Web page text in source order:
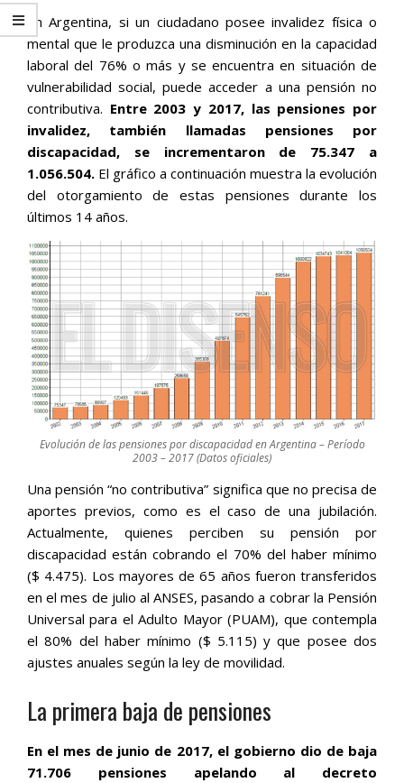
En Argentina, si un ciudadano posee invalidez física o
mental que le produzca una disminución en la capacidad
laboral del 76% o más y se encuentra en situación de
vulnerabilidad social, puede acceder a una pensión no
contributiva. Entre 2003 y 2017, las pensiones por
invalidez, también llamadas pensiones por
discapacidad, se incrementaron de 75.347 a
1.056.504. El gráfico a continuación muestra la evolución
del otorgamiento de estas pensiones durante los
últimos 14 años.
Evolución de las pensiones por discapacidad en Argentina – Período
2003 – 2017 (Datos oficiales)
Una pensión “no contributiva” significa que no precisa de
aportes previos, como es el caso de una jubilación.
Actualmente, quienes perciben su pensión por
discapacidad están cobrando el 70% del haber mínimo
($ 4.475). Los mayores de 65 años fueron transferidos
en el mes de julio al ANSES, pasando a cobrar la Pensión
Universal para el Adulto Mayor (PUAM), que contempla
el 80% del haber mínimo ($ 5.115) y que posee dos
ajustes anuales según la ley de movilidad.
La primera baja de pensiones
En el mes de junio de 2017, el gobierno dio de baja
71.706 pensiones apelando al decreto